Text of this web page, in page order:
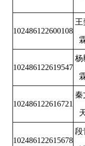
102486122600108
王
102486122619547
杨
102486122616721
秦
102486122615678
段